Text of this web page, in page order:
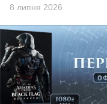
8 липня 2026